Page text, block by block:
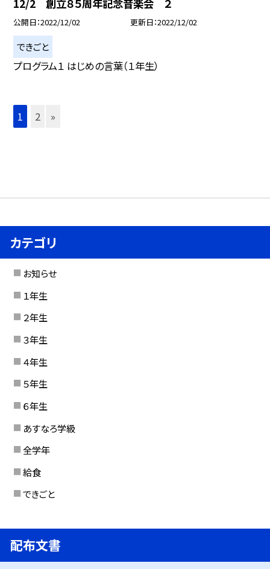
12/2 創立８５周年記念音楽会 ２
公開日 2022/12/02 更新日 2022/12/02
できごと
プログラム１ はじめの言葉（１年生）
1 2 »
カテゴリ
お知らせ
１年生
２年生
３年生
４年生
５年生
６年生
あすなろ学級
全学年
給食
できごと
配布文書